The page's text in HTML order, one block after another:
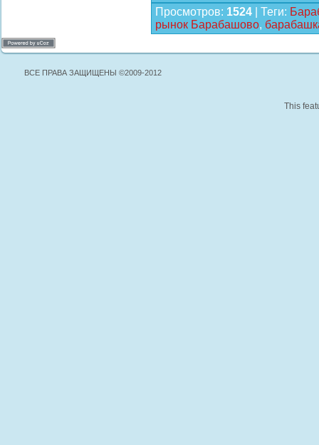
Просмотров: 1524 Теги:
рынок Барабашово,
ВСЕ ПРАВА ЗАЩИЩЕНЫ ©2009-2012
This